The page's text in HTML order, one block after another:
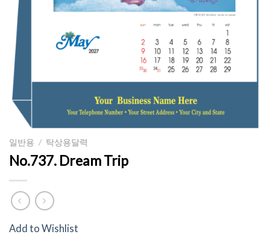
일반용 / 탁상용달력
No.737. Dream Trip
Add to Wishlist